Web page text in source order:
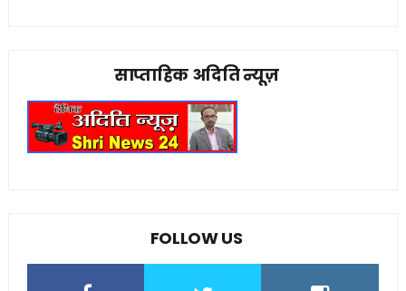
साप्ताहिक अदिति न्यूज़
FOLLOW US